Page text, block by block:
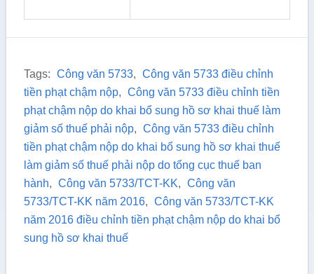
Tags: Công văn 5733, Công văn 5733 điều chỉnh
tiền phạt chậm nộp, Công văn 5733 điều chỉnh tiền
phạt chậm nộp do khai bổ sung hồ sơ khai thuế làm
giảm số thuế phải nộp, Công văn 5733 điều chỉnh
tiền phạt chậm nộp do khai bổ sung hồ sơ khai thuế
làm giảm số thuế phải nộp do tổng cục thuế ban
hành, Công văn 5733/TCT-KK, Công văn
5733/TCT-KK năm 2016, Công văn 5733/TCT-KK
năm 2016 điều chỉnh tiền phạt chậm nộp do khai bổ
sung hồ sơ khai thuế